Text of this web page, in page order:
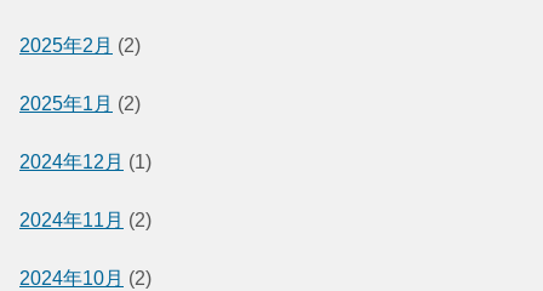
2025年2月 (2)
2025年1月 (2)
2024年12月 (1)
2024年11月 (2)
2024年10月 (2)